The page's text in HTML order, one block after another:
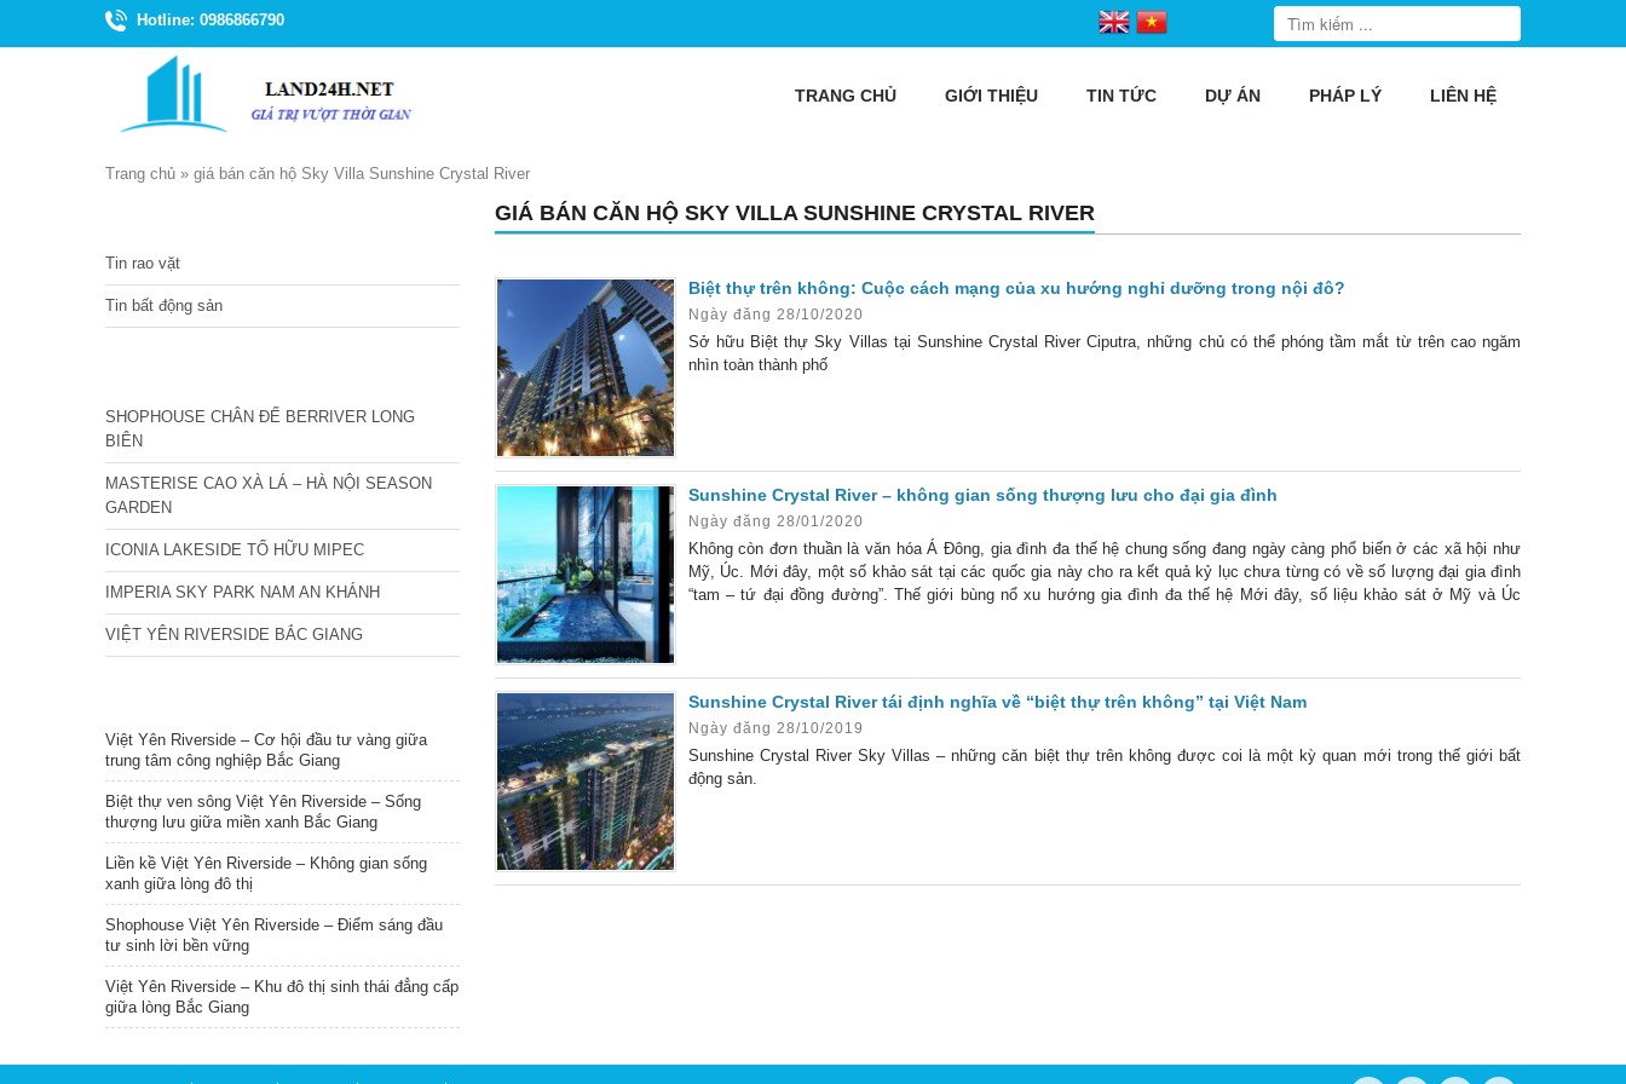
Hotline: 0986866790
TRANG CHỦ GIỚI THIỆU TIN TỨC DỰ ÁN PHÁP LÝ LIÊN HỆ
Trang chủ » giá bán căn hộ Sky Villa Sunshine Crystal River
GIÁ BÁN CĂN HỘ SKY VILLA SUNSHINE CRYSTAL RIVER
Biệt thự trên không: Cuộc cách mạng của xu hướng nghỉ dưỡng trong nội đô?
Ngày đăng 28/10/2020
Sở hữu Biệt thự Sky Villas tại Sunshine Crystal River Ciputra, những chủ có thể phóng tầm mắt từ trên cao ngăm
nhìn toàn thành phố
Sunshine Crystal River – không gian sống thượng lưu cho đại gia đình
Ngày đăng 28/01/2020
Không còn đơn thuần là văn hóa Á Đông, gia đình đa thế hệ chung sống đang ngày càng phổ biến ở các xã hội như
Mỹ, Úc. Mới đây, một số khảo sát tại các quốc gia này cho ra kết quả kỷ lục chưa từng có về số lượng đại gia đình
“tam – tứ đại đồng đường”. Thế giới bùng nổ xu hướng gia đình đa thế hệ Mới đây, số liệu khảo sát ở Mỹ và Úc
Sunshine Crystal River tái định nghĩa về “biệt thự trên không” tại Việt Nam
Ngày đăng 28/10/2019
Sunshine Crystal River Sky Villas – những căn biệt thự trên không được coi là một kỳ quan mới trong thế giới bất
động sản.
Tin rao vặt
Tin bất động sản
SHOPHOUSE CHÂN ĐẾ BERRIVER LONG
BIÊN
MASTERISE CAO XÀ LÁ – HÀ NỘI SEASON
GARDEN
ICONIA LAKESIDE TỐ HỮU MIPEC
IMPERIA SKY PARK NAM AN KHÁNH
VIỆT YÊN RIVERSIDE BẮC GIANG
Việt Yên Riverside – Cơ hội đầu tư vàng giữa
trung tâm công nghiệp Bắc Giang
Biệt thự ven sông Việt Yên Riverside – Sống
thượng lưu giữa miền xanh Bắc Giang
Liền kề Việt Yên Riverside – Không gian sống
xanh giữa lòng đô thị
Shophouse Việt Yên Riverside – Điểm sáng đầu
tư sinh lời bền vững
Việt Yên Riverside – Khu đô thị sinh thái đẳng cấp
giữa lòng Bắc Giang